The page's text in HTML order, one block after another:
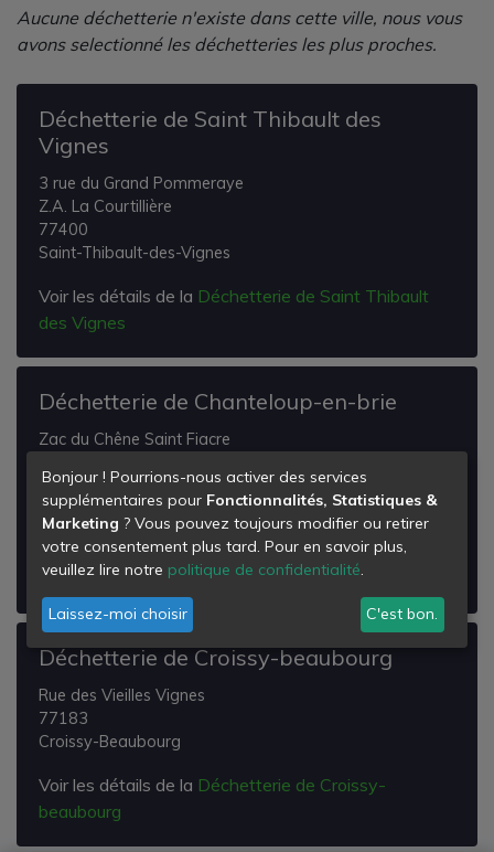
Aucune déchetterie n'existe dans cette ville, nous vous
avons selectionné les déchetteries les plus proches.
Déchetterie de Saint Thibault des
Vignes
3 rue du Grand Pommeraye
Z.A. La Courtillière
77400
Saint-Thibault-des-Vignes
Voir les détails de la Déchetterie de Saint Thibault
des Vignes
Déchetterie de Chanteloup-en-brie
Zac du Chêne Saint Fiacre
77600
Chanteloup-en-Brie
Voir les détails de laDéchetterie de Chanteloup-en-
brie
Déchetterie de Croissy-beaubourg
Rue des Vieilles Vignes
77183
Croissy-Beaubourg
Voir les détails de la Déchetterie de Croissy-
beaubourg
Bonjour ! Pourrions-nous activer des services
supplémentaires pour Fonctionnalités, Statistiques &
Marketing ? Vous pouvez toujours modifier ou retirer
votre consentement plus tard. Pour en savoir plus,
veuillez lire notre politique de confidentialité.
Laissez-moi choisir C'est bon.